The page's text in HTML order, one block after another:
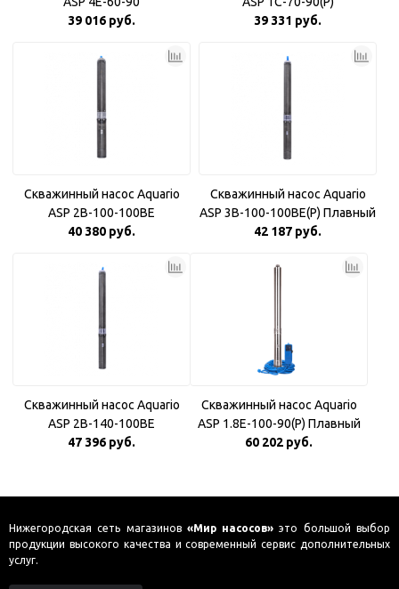
39 016 руб.
39 331 руб.
Скважинный насос Aquario
ASP 2B-100-100BE
40 380 руб.
Скважинный насос Aquario
ASP 3B-100-100BE(P) Плавный
пуск
42 187 руб.
Скважинный насос Aquario
ASP 2B-140-100BE
47 396 руб.
Скважинный насос Aquario
ASP 1.8E-100-90(P) Плавный
пуск
60 202 руб.
Нижегородская сеть магазинов «Мир насосов» это большой выбор
продукции высокого качества и современный сервис дополнительных
услуг.